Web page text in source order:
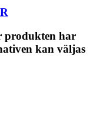
produkten har
kan väljas